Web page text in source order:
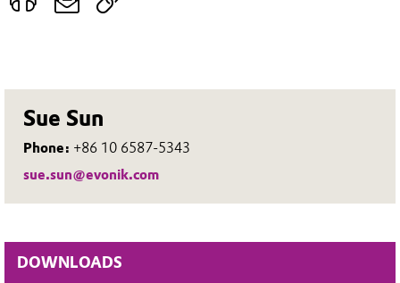
Sue Sun
Phone: +86 10 6587-5343
sue.sun@evonik.com
DOWNLOADS